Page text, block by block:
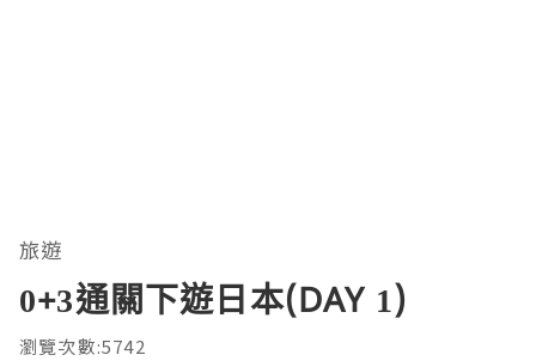
旅遊
0+3通關下遊日本(DAY 1)
瀏覽次數:5742